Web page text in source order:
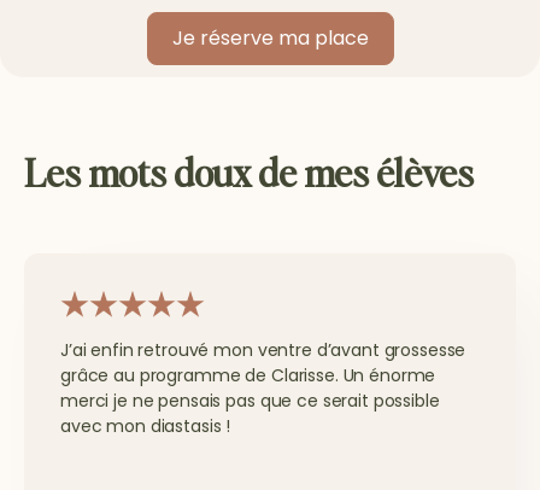
Je réserve ma place
Les mots doux de mes élèves
J’ai enfin retrouvé mon ventre d’avant grossesse
grâce au programme de Clarisse. Un énorme
merci je ne pensais pas que ce serait possible
avec mon diastasis !